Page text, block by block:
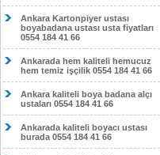
Ankara Kartonpiyer ustası
boyabadana ustası usta fiyatları
0554 184 41 66
Ankarada hem kaliteli hemucuz
hem temiz işçilik 0554 184 41 66
Ankara kaliteli boya badana alçı
ustaları 0554 184 41 66
Ankarada kaliteli boyacı ustası
burada 0554 184 41 66